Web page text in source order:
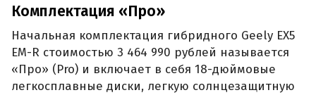
Комплектация «Про»
Начальная комплектация гибридного Geely EX5
EM-R стоимостью 3 464 990 рублей называется
«Про» (Pro) и включает в себя 18-дюймовые
легкосплавные диски, легкую солнцезащитную